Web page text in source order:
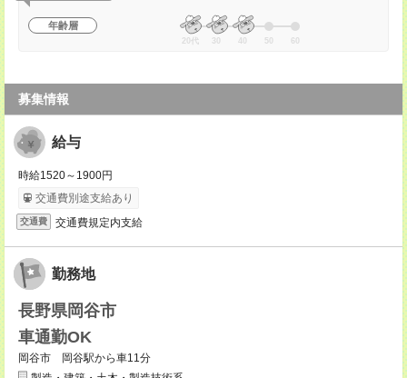
年齢層
20代 30 40 50 60
募集情報
給与
時給1520～1900円
交通費別途支給あり
交通費 交通費規定内支給
勤務地
長野県岡谷市
車通勤OK
岡谷市 岡谷駅から車11分